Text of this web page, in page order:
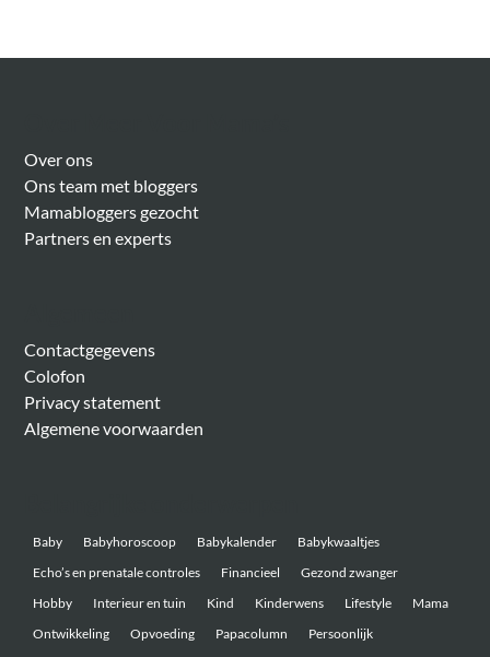
Over ons
Ons team met bloggers
Mamabloggers gezocht
Partners en experts
Contactgegevens
Colofon
Privacy statement
Algemene voorwaarden
Baby Babyhoroscoop Babykalender
Babykwaaltjes
Echo’s en prenatale controles
Financieel
Gezond zwanger
Hobby
Interieur en tuin Kind Kinderwens Lifestyle
Mama
Ontwikkeling
Opvoeding Papacolumn
Persoonlijk